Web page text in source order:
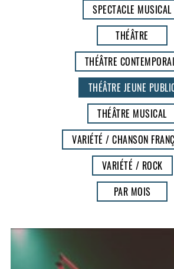
SPECTACLE MUSICAL
THÉÂTRE
THÉÂTRE
THÉÂTRE JEUNE
THÉÂTRE MUSICAL
VARIÉTÉ / CHANSON
VARIÉTÉ / ROCK
PAR MOIS